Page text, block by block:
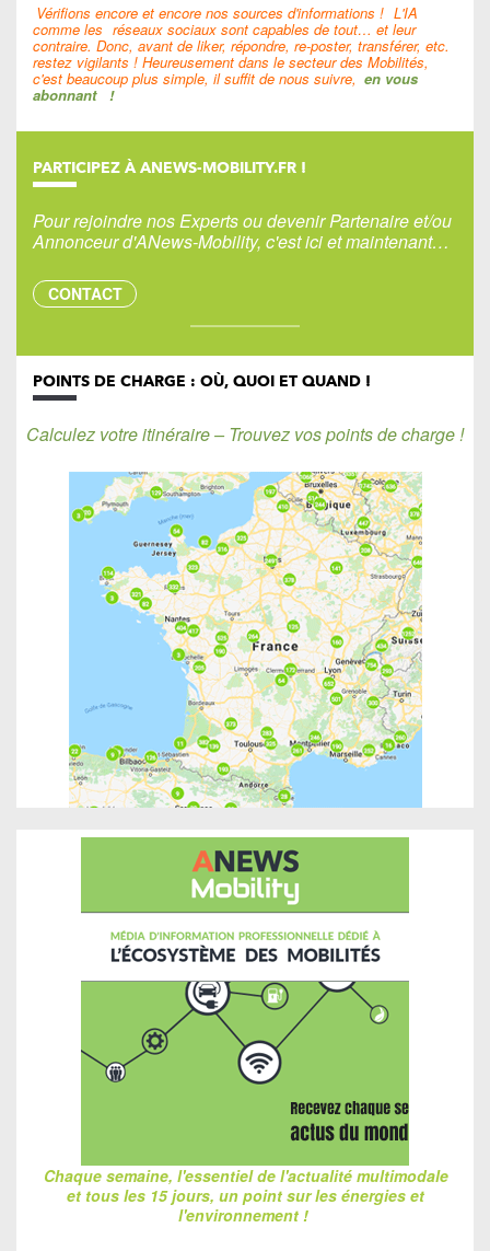
Vérifions encore et encore nos sources d'informations ! L'IA
comme les réseaux sociaux sont capables de tout… et leur
contraire. Donc, avant de liker, répondre, re-poster, transférer, etc.
restez vigilants ! Heureusement dans le secteur des Mobilités,
c'est beaucoup plus simple, il suffit de nous suivre, en vous
abonnant !
PARTICIPEZ À ANEWS-MOBILITY.FR !
Pour rejoindre nos Experts ou devenir Partenaire et/ou
Annonceur d'ANews-Mobility, c'est ici et maintenant…
CONTACT
POINTS DE CHARGE : OÙ, QUOI ET QUAND !
Calculez votre itinéraire – Trouvez vos points de charge !
Chaque semaine, l'essentiel de l'actualité multimodale
et tous les 15 jours, un point sur les énergies et
l'environnement !